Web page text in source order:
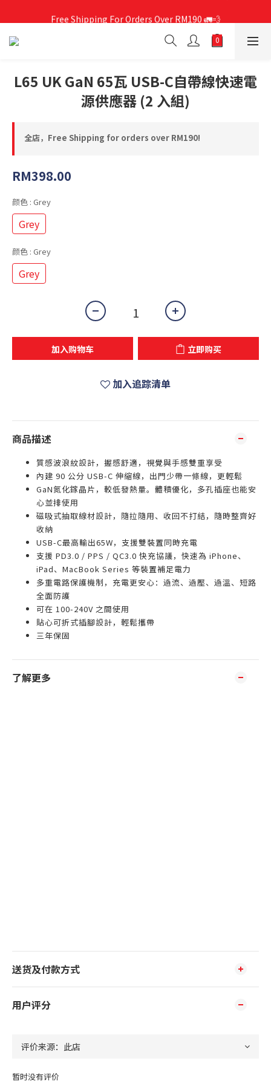
Free Shipping For Orders Over RM190 🚛💨
L65 UK GaN 65瓦 USB-C自帶線快速電
源供應器 (2 入組)
全店，Free Shipping for orders over RM190!
RM398.00
颜色 : Grey
Grey
颜色 : Grey
Grey
加入购物车 立即购买
加入追踪清单
商品描述
質感波浪紋設計，握感舒適，視覺與手感雙重享受
內建 90 公分 USB-C 伸縮線，出門少帶一條線，更輕鬆
GaN氮化鎵晶片，較低發熱量。體積優化，多孔插座也能安
心並排使用
磁吸式抽取線材設計，隨拉隨用、收回不打結，隨時整齊好
收納
USB-C最高輸出65W，支援雙裝置同時充電
支援 PD3.0 / PPS / QC3.0 快充協議，快速為 iPhone、
iPad、MacBook Series 等裝置補足電力
多重電路保護機制，充電更安心：過流、過壓、過溫、短路
全面防護
可在 100-240V 之間使用
貼心可折式插腳設計，輕鬆攜帶
三年保固
了解更多
送货及付款方式
用户评分
暂时没有评价